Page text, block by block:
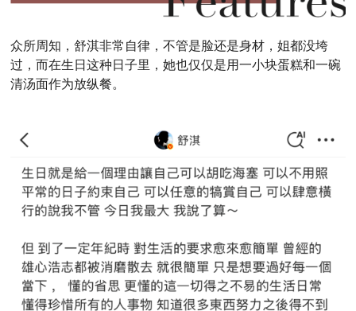
众所周知，舒淇非常自律，不管是脸还是身材，姐都没垮
过，而在生日这种日子里，她也仅仅是用一小块蛋糕和一碗
清汤面作为放纵餐。